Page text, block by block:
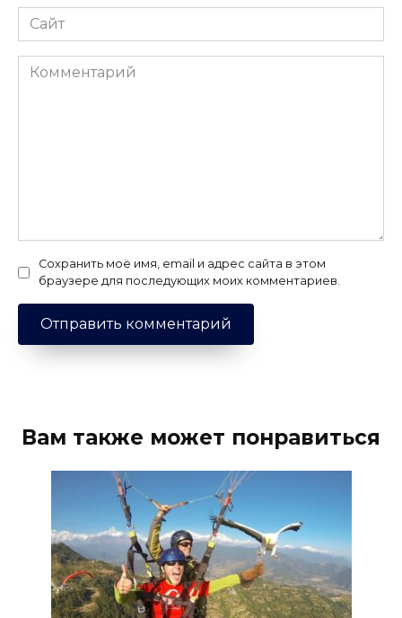
Сайт
Комментарий
Сохранить моё имя, email и адрес сайта в этом
браузере для последующих моих комментариев.
Вам также может понравиться